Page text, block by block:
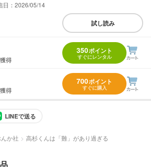
日：2026/05/14
試し読み
得
350ポイント
すぐにレンタル
得
700ポイント
すぐに購入
LINEで送る
か社 高杉くんは「難」があり過ぎる